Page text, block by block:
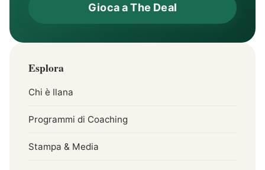
Gioca a The Deal
Esplora
Chi è Ilana
Programmi di Coaching
Stampa & Media